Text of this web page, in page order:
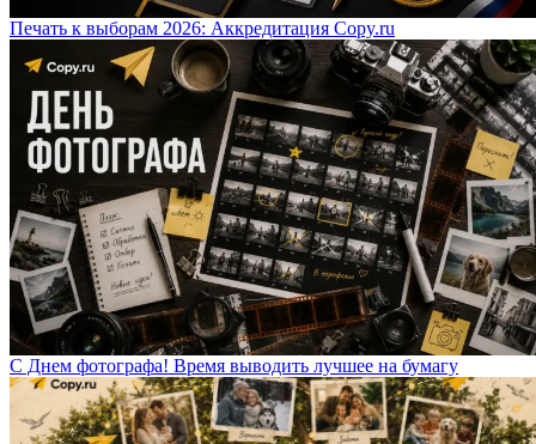
Печать к выборам 2026: Аккредитация Copy.ru
С Днем фотографа! Время выводить лучшее на бумагу